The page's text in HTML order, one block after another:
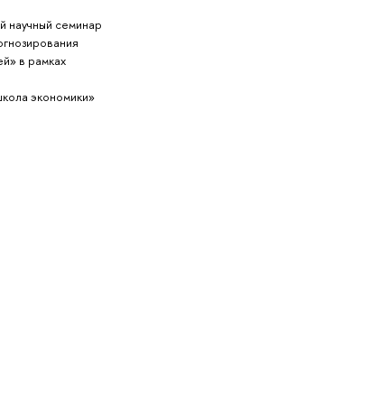
научный семинар
в рамках
экономики»